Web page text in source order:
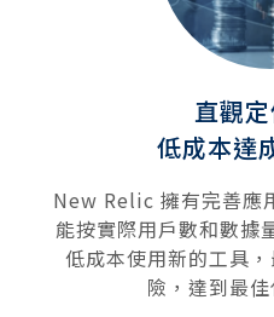
直觀
低成本達
New Relic 擁有完善應
能按實際用戶數和數據
低成本使用新的工具
險，達到最